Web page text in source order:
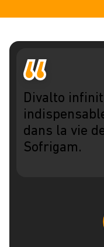
Divalto
dans la vie
Sofrigam.